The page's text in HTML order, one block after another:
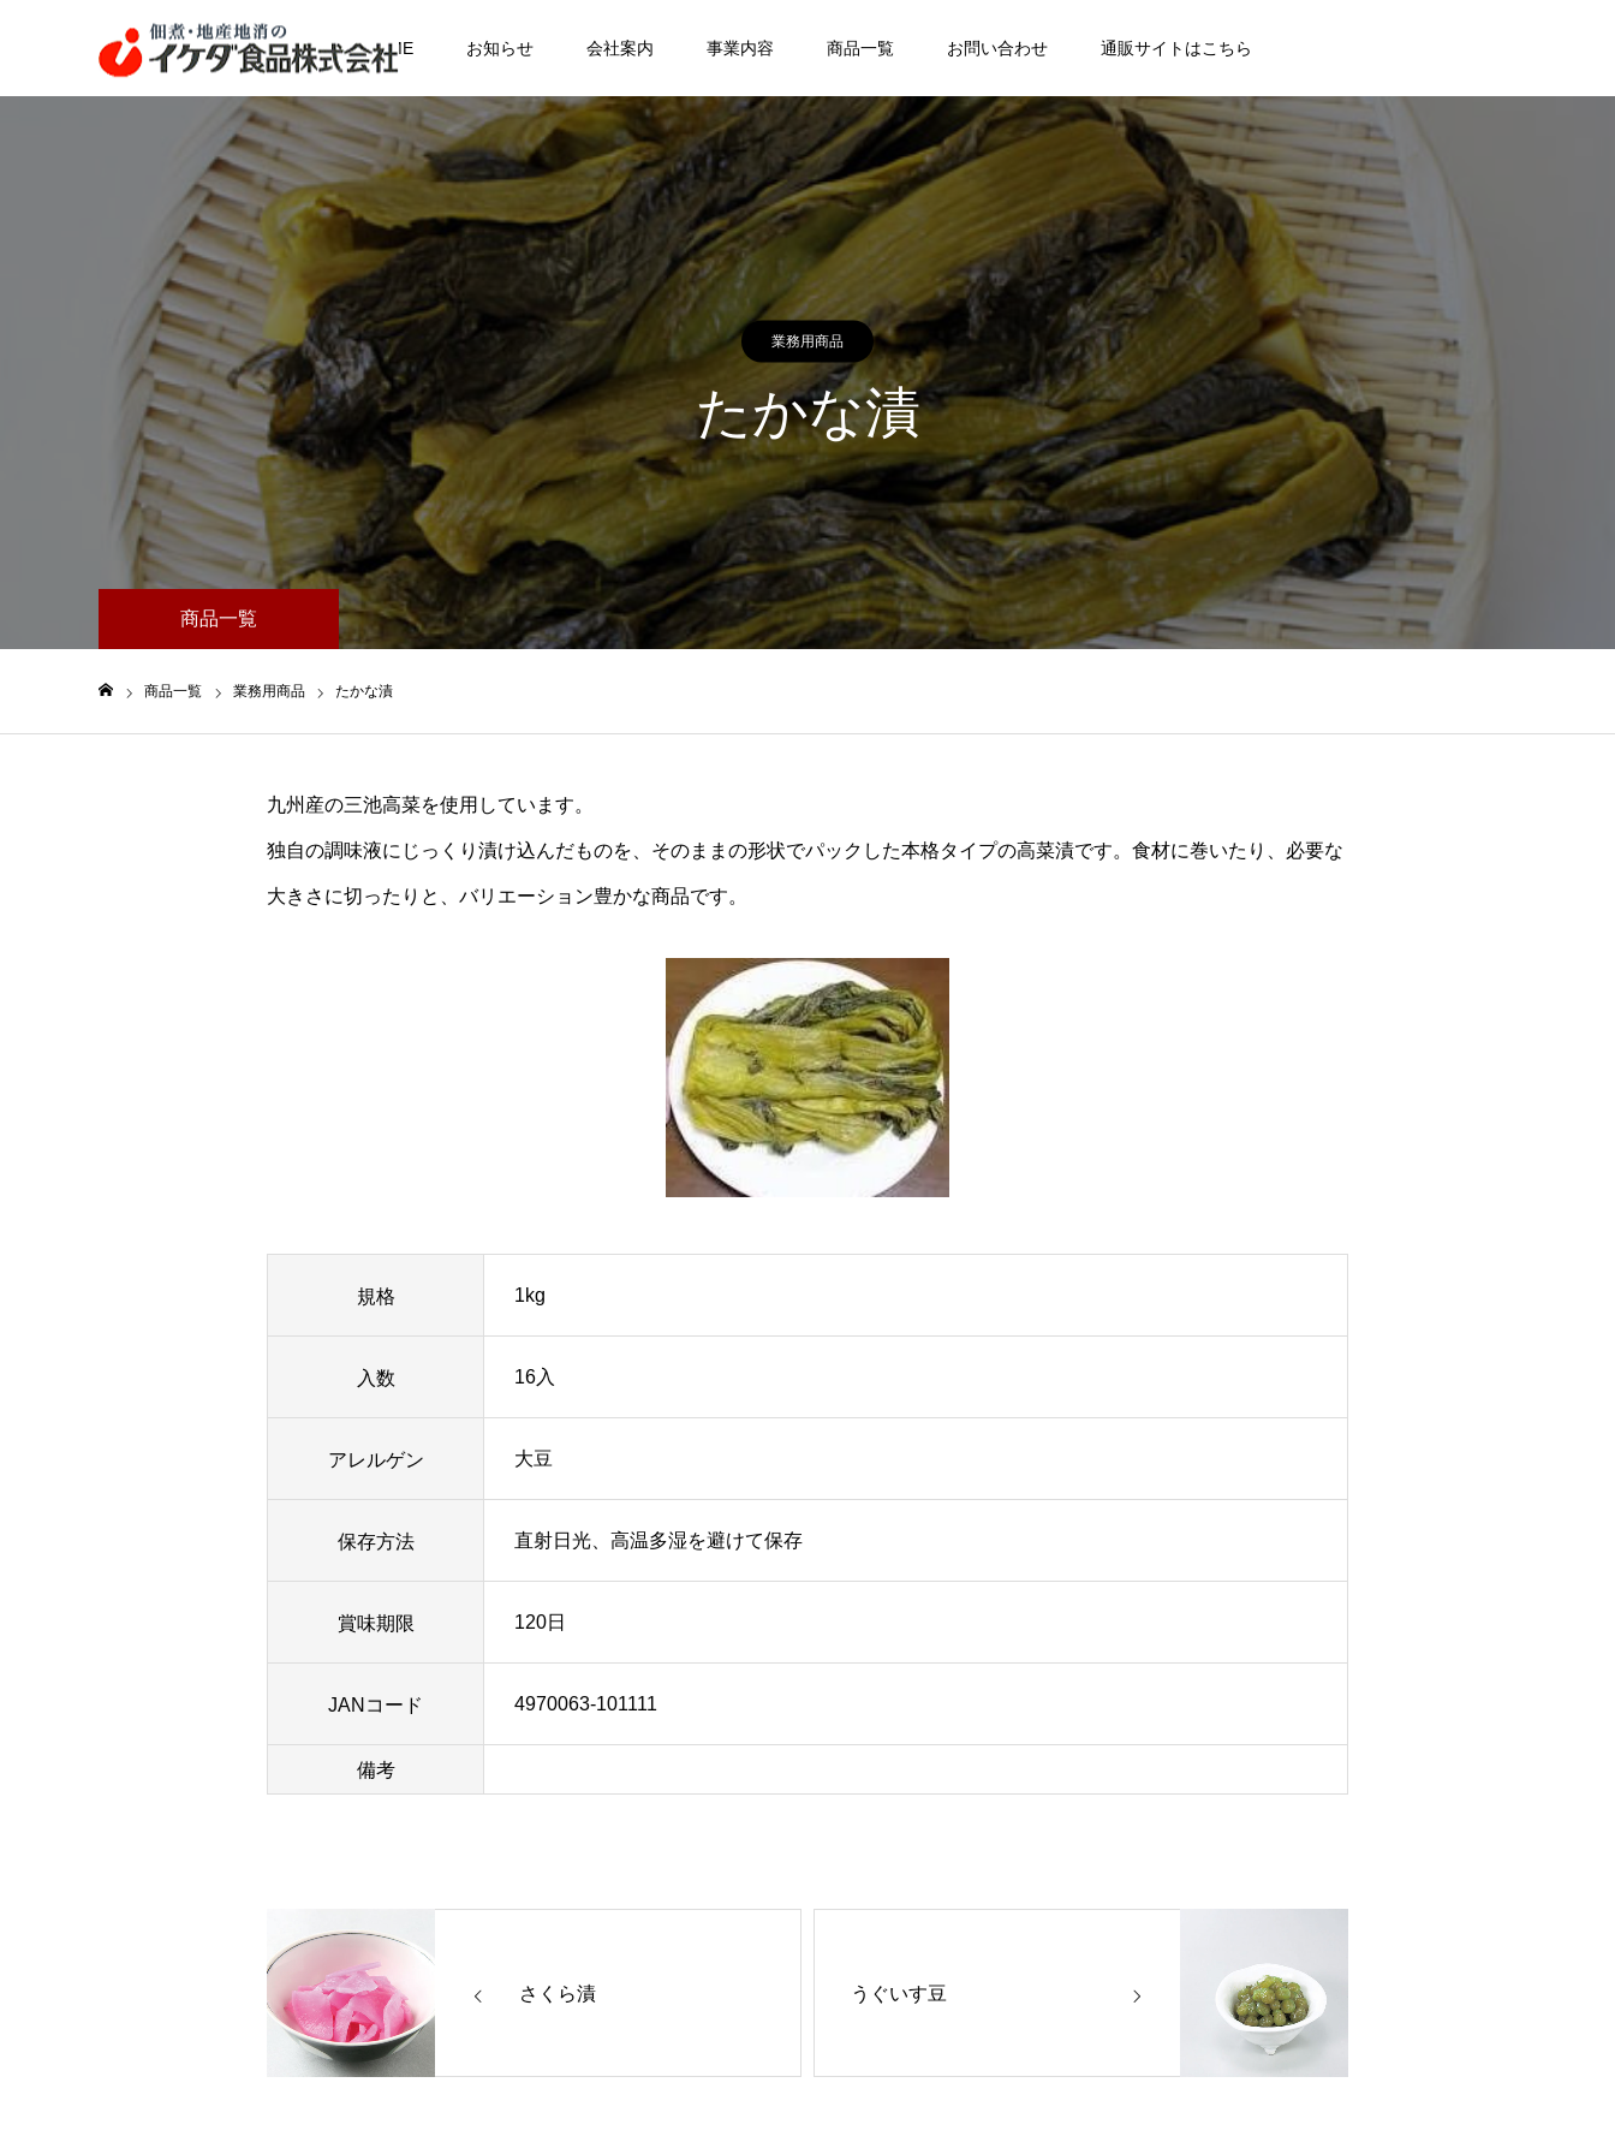
HOME お知らせ 会社案内 事業内容 商品一覧 お問い合わせ 通販サイトはこちら
業務用商品
たかな漬
商品一覧
商品一覧 業務用商品 たかな漬
九州産の三池高菜を使用しています。
独自の調味液にじっくり漬け込んだものを、そのままの形状でパックした本格タイプの高菜漬です。食材に巻いたり、必要な
大きさに切ったりと、バリエーション豊かな商品です。
規格 1kg
入数 16入
アレルゲン 大豆
保存方法 直射日光、高温多湿を避けて保存
賞味期限 120日
JANコード 4970063-101111
備考
さくら漬 うぐいす豆